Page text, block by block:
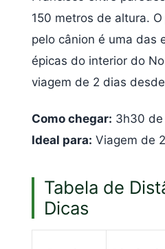
150 metros de altura.
pelo cânion é uma das
épicas do interior do
viagem de 2 dias
Como chegar: 3h30 de
Ideal para: Viagem de
Tabela de
Dicas